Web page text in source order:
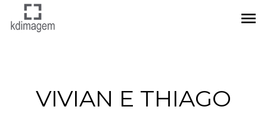
menu
VIVIAN E THIAGO